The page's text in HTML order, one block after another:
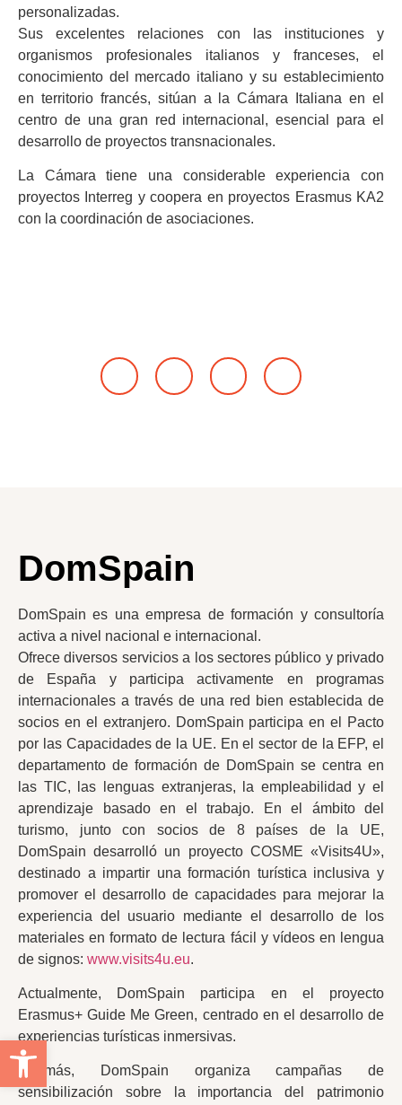
personalizadas.
Sus excelentes relaciones con las instituciones y
organismos profesionales italianos y franceses, el
conocimiento del mercado italiano y su establecimiento
en territorio francés, sitúan a la Cámara Italiana en el
centro de una gran red internacional, esencial para el
desarrollo de proyectos transnacionales.
La Cámara tiene una considerable experiencia con
proyectos Interreg y coopera en proyectos Erasmus KA2
con la coordinación de asociaciones.
DomSpain
DomSpain es una empresa de formación y consultoría
activa a nivel nacional e internacional.
Ofrece diversos servicios a los sectores público y privado
de España y participa activamente en programas
internacionales a través de una red bien establecida de
socios en el extranjero. DomSpain participa en el Pacto
por las Capacidades de la UE. En el sector de la EFP, el
departamento de formación de DomSpain se centra en
las TIC, las lenguas extranjeras, la empleabilidad y el
aprendizaje basado en el trabajo. En el ámbito del
turismo, junto con socios de 8 países de la UE,
DomSpain desarrolló un proyecto COSME «Visits4U»,
destinado a impartir una formación turística inclusiva y
promover el desarrollo de capacidades para mejorar la
experiencia del usuario mediante el desarrollo de los
materiales en formato de lectura fácil y vídeos en lengua
de signos: www.visits4u.eu.
Actualmente, DomSpain participa en el proyecto
Erasmus+ Guide Me Green, centrado en el desarrollo de
experiencias turísticas inmersivas.
Además, DomSpain organiza campañas de
sensibilización sobre la importancia del patrimonio
Abrir barra de herramientas